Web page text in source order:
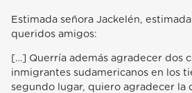
Estimada señora Jackelén,
queridos amigos:
[…] Querría además agradecer dos
inmigrantes sudamericanos en los
segundo lugar, quiero agradecer la